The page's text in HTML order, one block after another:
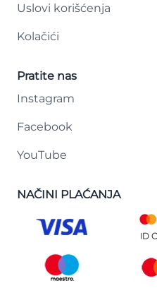
Uslovi korišćenja
Kolačići
Pratite nas
Instagram
Facebook
YouTube
NAČINI PLAĆANJA